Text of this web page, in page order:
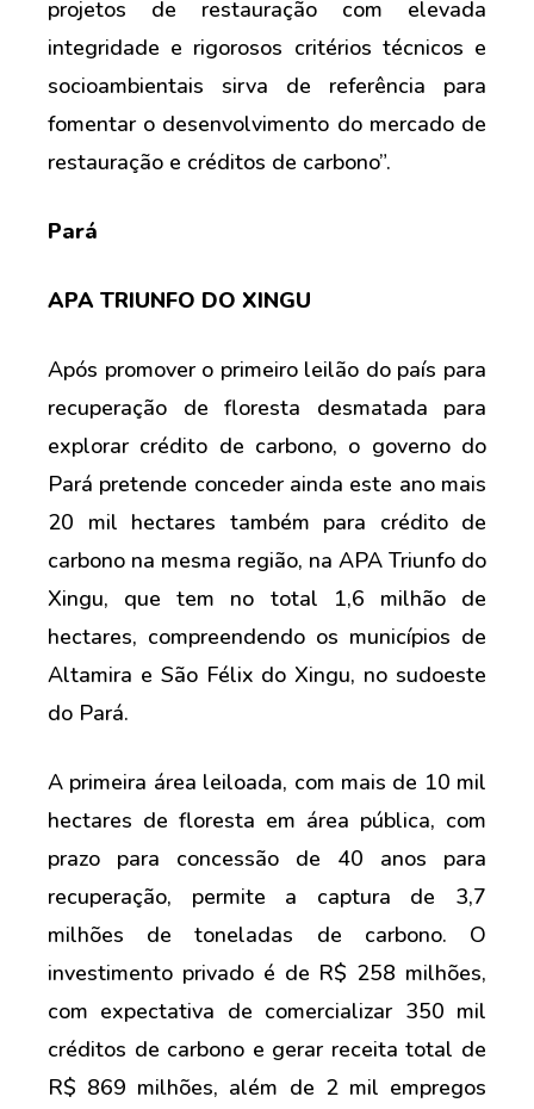
projetos de restauração com elevada
integridade e rigorosos critérios técnicos e
socioambientais sirva de referência para
fomentar o desenvolvimento do mercado de
restauração e créditos de carbono”.
Pará
APA TRIUNFO DO XINGU
Após promover o primeiro leilão do país para
recuperação de floresta desmatada para
explorar crédito de carbono, o governo do
Pará pretende conceder ainda este ano mais
20 mil hectares também para crédito de
carbono na mesma região, na APA Triunfo do
Xingu, que tem no total 1,6 milhão de
hectares, compreendendo os municípios de
Altamira e São Félix do Xingu, no sudoeste
do Pará.
A primeira área leiloada, com mais de 10 mil
hectares de floresta em área pública, com
prazo para concessão de 40 anos para
recuperação, permite a captura de 3,7
milhões de toneladas de carbono. O
investimento privado é de R$ 258 milhões,
com expectativa de comercializar 350 mil
créditos de carbono e gerar receita total de
R$ 869 milhões, além de 2 mil empregos